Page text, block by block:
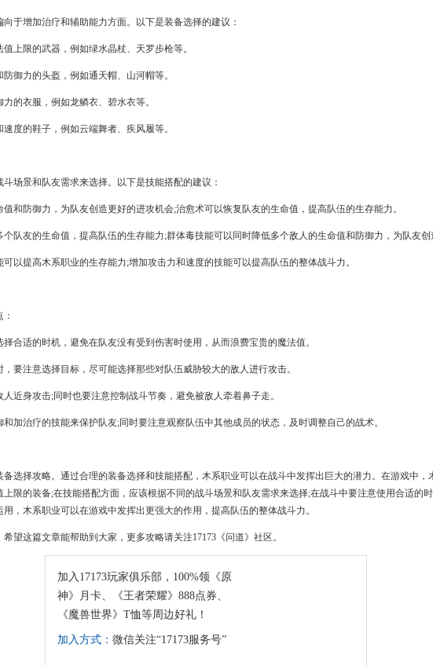
于增加治疗和辅助能力方面。以下是装备选择的建议：
上限的武器，例如绿水晶杖、天罗步枪等。
御力的头盔，例如通天帽、山河帽等。
的衣服，例如龙鳞衣、碧水衣等。
度的鞋子，例如云端舞者、疾风履等。
场景和队友需求来选择。以下是技能搭配的建议：
和防御力，为队友创造更好的进攻机会;治愈术可以恢复队友的生命值，提高队伍的生存能力。
队友的生命值，提高队伍的生存能力;群体毒技能可以同时降低多个敌人的生命值和防御力，为队友创
以提高木系职业的生存能力;增加攻击力和速度的技能可以提高队伍的整体战斗力。
合适的时机，避免在队友没有受到伤害时使用，从而浪费宝贵的魔法值。
要注意选择目标，尽可能选择那些对队伍威胁较大的敌人进行攻击。
近身攻击;同时也要注意控制战斗节奏，避免被敌人牵着鼻子走。
加治疗的技能来保护队友;同时要注意观察队伍中其他成员的状态，及时调整自己的战术。
选择攻略。通过合理的装备选择和技能搭配，木系职业可以在战斗中发挥出巨大的潜力。在游戏中，
限的装备;在技能搭配方面，应该根据不同的战斗场景和队友需求来选择;在战斗中要注意使用合适的
，木系职业可以在游戏中发挥出更强大的作用，提高队伍的整体战斗力。
望这篇文章能帮助到大家，更多攻略请关注17173《问道》社区。
加入17173玩家俱乐部，100%领《原
神》月卡、《王者荣耀》888点券、
《魔兽世界》T恤等周边好礼！
加入方式： 微信关注“17173服务号”